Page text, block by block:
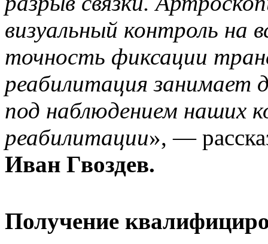
визуальный контроль на
точность фиксации
реабилитация занимает
под наблюдением наших
реабилитации», —
Иван Гвоздев.
Получение